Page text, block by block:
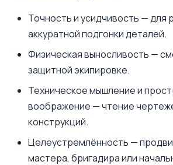
Точность и усидчивость — для
аккуратной подгонки деталей.
Физическая выносливость —
защитной экипировке.
Техническое мышление и
воображение — чтение
конструкций.
Целеустремлённость —
мастера, бригадира или